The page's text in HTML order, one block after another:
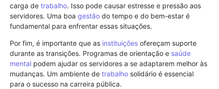
carga de trabalho. Isso pode causar estresse e pressão aos
servidores. Uma boa gestão do tempo e do bem-estar é
fundamental para enfrentar essas situações.
Por fim, é importante que as instituições ofereçam suporte
durante as transições. Programas de orientação e saúde
mental podem ajudar os servidores a se adaptarem melhor às
mudanças. Um ambiente de trabalho solidário é essencial
para o sucesso na carreira pública.